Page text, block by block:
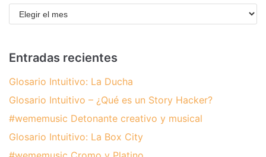
Entradas recientes
Glosario Intuitivo: La Ducha
Glosario Intuitivo – ¿Qué es un Story Hacker?
#wememusic Detonante creativo y musical
Glosario Intuitivo: La Box City